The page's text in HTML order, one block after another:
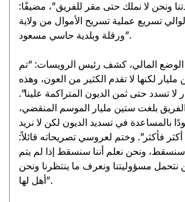
ونحن لا نملك حتى مقر للفريق”، مضيفًا:
تسريع عملية تسريح الأموال من ولاية
ورقلة وبلدية حاسي مسعود”.
المالي، كشف رئيس الرويسات: “تم
مليار لكنها لا تقدم الكثير من العون، وهذه
لا تسدد حتى ثمن الديون المتراكمة علينا”.
بلغت ستين مليار الموسم المنقضي،
بالمساعدة في تسديد الديون لكن لا نريد
أكثر فأكثر”. وختم لعروسي تصريحاته قائلاً:
سنسقط، ونحن نعلم أننا سنسقط إذا لم يتم
نتحمل مسؤوليتنا ونعرف ما ينتظرنا ونحن
أهل لها”.